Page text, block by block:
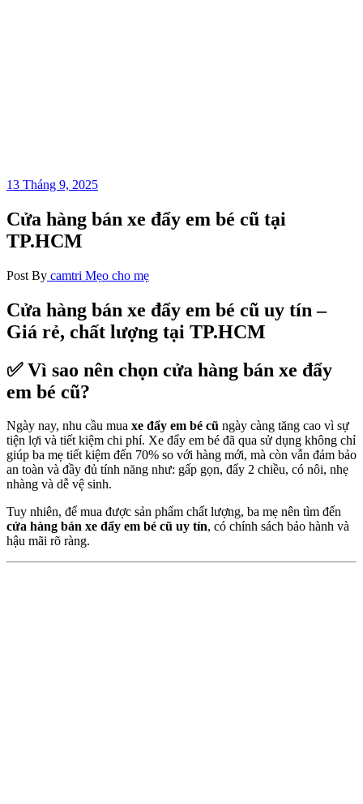
13 Tháng 9, 2025
Cửa hàng bán xe đẩy em bé cũ tại
TP.HCM
Post By camtri Mẹo cho mẹ
Cửa hàng bán xe đẩy em bé cũ uy tín –
Giá rẻ, chất lượng tại TP.HCM
✅ Vì sao nên chọn cửa hàng bán xe đẩy
em bé cũ?
Ngày nay, nhu cầu mua xe đẩy em bé cũ ngày càng tăng cao vì sự
tiện lợi và tiết kiệm chi phí. Xe đẩy em bé đã qua sử dụng không chỉ
giúp ba mẹ tiết kiệm đến 70% so với hàng mới, mà còn vẫn đảm bảo
an toàn và đầy đủ tính năng như: gấp gọn, đẩy 2 chiều, có nôi, nhẹ
nhàng và dễ vệ sinh.
Tuy nhiên, để mua được sản phẩm chất lượng, ba mẹ nên tìm đến
cửa hàng bán xe đẩy em bé cũ uy tín, có chính sách bảo hành và
hậu mãi rõ ràng.